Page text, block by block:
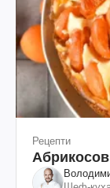
Рецепти